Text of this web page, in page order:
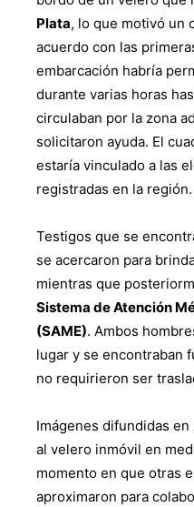
Plata, lo que motivó un
acuerdo con las
embarcación habría
durante varias horas
circulaban por la zona
solicitaron ayuda. El
estaría vinculado a las
registradas en la región.
Testigos que se
se acercaron para
mientras que
Sistema de Atención
(SAME). Ambos
lugar y se encontraban
no requirieron ser
Imágenes difundidas
al velero inmóvil en
momento en que otras
aproximaron para